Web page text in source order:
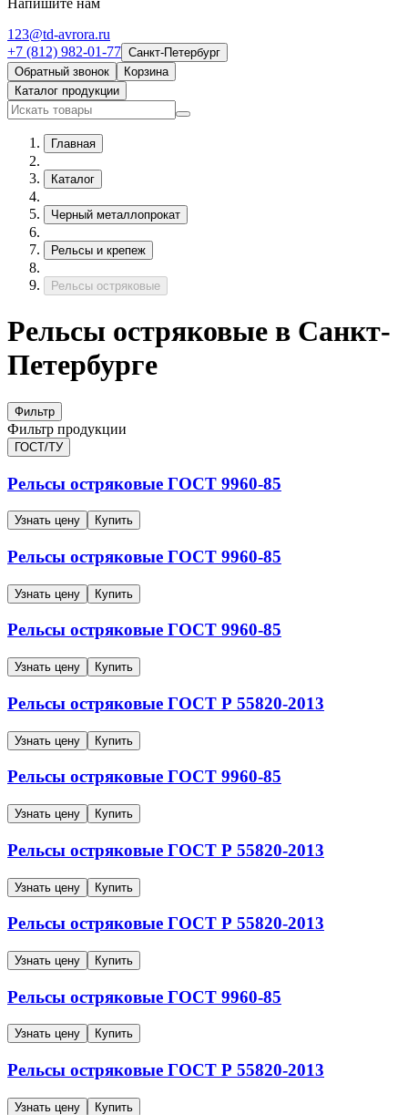
Напишите нам
123@td-avrora.ru
+7 (812) 982-01-77 Санкт-Петербург
Обратный звонок
Корзина
Каталог продукции
Главная
Каталог
Черный металлопрокат
Рельсы и крепеж
Рельсы остряковые
Рельсы остряковые в Санкт-
Петербурге
Фильтр
Фильтр продукции
ГОСТ/ТУ
Рельсы остряковые ГОСТ 9960-85
Узнать цену Купить
Рельсы остряковые ГОСТ 9960-85
Узнать цену Купить
Рельсы остряковые ГОСТ 9960-85
Узнать цену Купить
Рельсы остряковые ГОСТ Р 55820-2013
Узнать цену Купить
Рельсы остряковые ГОСТ 9960-85
Узнать цену Купить
Рельсы остряковые ГОСТ Р 55820-2013
Узнать цену Купить
Рельсы остряковые ГОСТ Р 55820-2013
Узнать цену Купить
Рельсы остряковые ГОСТ 9960-85
Узнать цену Купить
Рельсы остряковые ГОСТ Р 55820-2013
Узнать цену Купить